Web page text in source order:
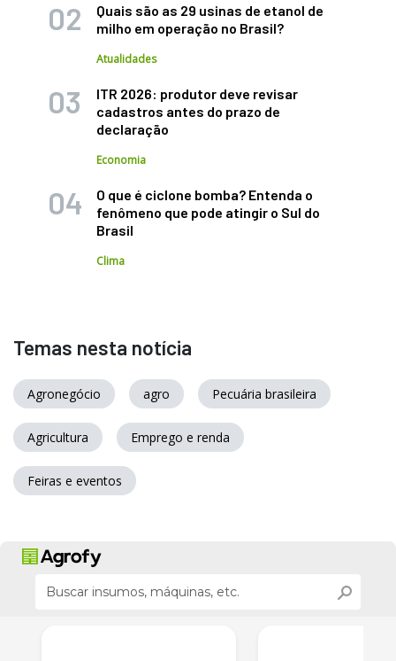
Quais são as 29 usinas de etanol de
milho em operação no Brasil?
Atualidades
ITR 2026: produtor deve revisar
cadastros antes do prazo de
declaração
Economia
O que é ciclone bomba? Entenda o
fenômeno que pode atingir o Sul do
Brasil
Clima
Temas nesta notícia
Agronegócio agro Pecuária brasileira
Agricultura Emprego e renda
Feiras e eventos